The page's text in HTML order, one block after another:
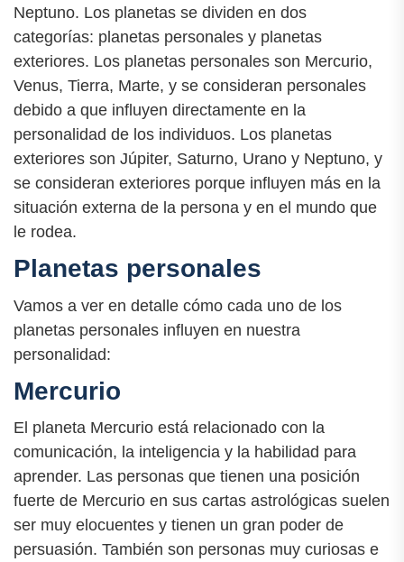
Neptuno. Los planetas se dividen en dos
categorías: planetas personales y planetas
exteriores. Los planetas personales son Mercurio,
Venus, Tierra, Marte, y se consideran personales
debido a que influyen directamente en la
personalidad de los individuos. Los planetas
exteriores son Júpiter, Saturno, Urano y Neptuno, y
se consideran exteriores porque influyen más en la
situación externa de la persona y en el mundo que
le rodea.
Planetas personales
Vamos a ver en detalle cómo cada uno de los
planetas personales influyen en nuestra
personalidad:
Mercurio
El planeta Mercurio está relacionado con la
comunicación, la inteligencia y la habilidad para
aprender. Las personas que tienen una posición
fuerte de Mercurio en sus cartas astrológicas suelen
ser muy elocuentes y tienen un gran poder de
persuasión. También son personas muy curiosas e